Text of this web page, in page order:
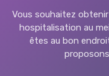
Vous souhaitez
hospitalisation au
êtes au bon